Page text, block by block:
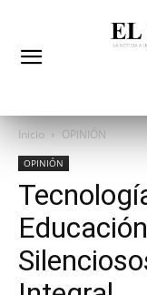
Inicio OPINIÓN
OPINIÓN